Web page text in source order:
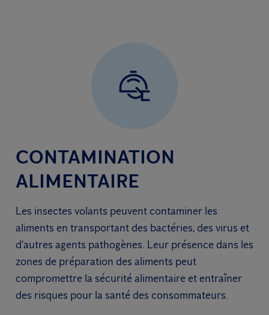
CONTAMINATION
ALIMENTAIRE
Les insectes volants peuvent contaminer les
aliments en transportant des bactéries, des virus et
d'autres agents pathogènes. Leur présence dans les
zones de préparation des aliments peut
compromettre la sécurité alimentaire et entraîner
des risques pour la santé des consommateurs.